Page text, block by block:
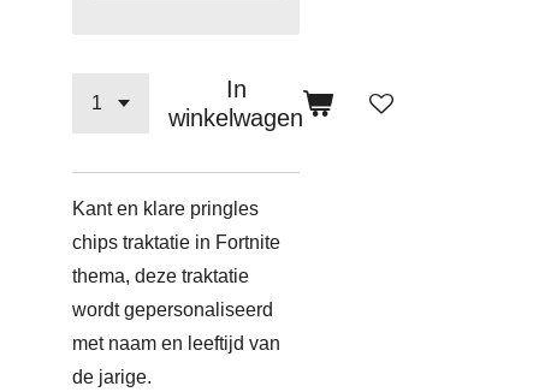
In
winkelwagen
Kant en klare pringles
chips traktatie in Fortnite
thema, deze traktatie
wordt gepersonaliseerd
met naam en leeftijd van
de jarige.